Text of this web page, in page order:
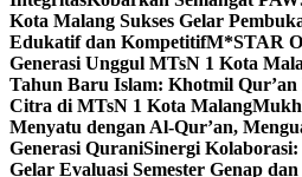
Kota Malang Sukses Gelar
Edukatif dan KompetitifM*STAR
Generasi Unggul MTsN 1 Kota
Tahun Baru Islam: Khotmil Qur’an
Citra di MTsN 1 Kota Malang
Menyatu dengan Al-Qur’an,
Generasi QuraniSinergi
Gelar Evaluasi Semester Genap